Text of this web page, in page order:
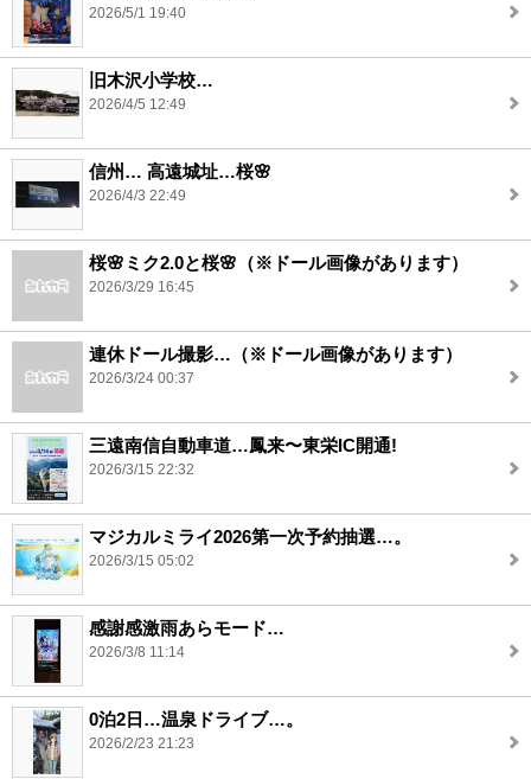
2026/5/1 19:40
旧木沢小学校…
2026/4/5 12:49
信州… 高遠城址…桜🌸
2026/4/3 22:49
桜🌸ミク2.0と桜🌸（※ドール画像があります）
2026/3/29 16:45
連休ドール撮影…（※ドール画像があります）
2026/3/24 00:37
三遠南信自動車道…鳳来〜東栄IC開通!
2026/3/15 22:32
マジカルミライ2026第一次予約抽選…。
2026/3/15 05:02
感謝感激雨あらモード…
2026/3/8 11:14
0泊2日…温泉ドライブ…。
2026/2/23 21:23